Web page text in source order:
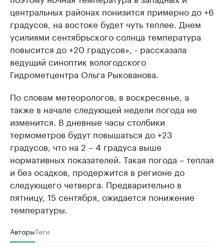
центральных районах понизится примерно до +6
градусов, на востоке будет чуть теплее. Днем
усилиями сентябрьского солнца температура
повысится до +20 градусов», - рассказала
ведущий синоптик вологодского
Гидрометцентра Ольга Рыкованова.
По словам метеорологов, в воскресенье, а
также в начале следующей недели погода не
изменится. В дневные часы столбики
термометров будут повышаться до +23
градусов, что на 2 – 4 градуса выше
нормативных показателей. Такая погода – теплая
и без осадков, продержится в регионе до
следующего четверга. Предварительно в
пятницу, 15 сентября, ожидается понижение
температуры.
АвторыТеги